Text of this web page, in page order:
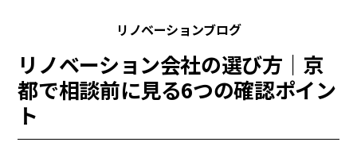
リノベーションブログ
リノベーション会社の選び方｜京
都で相談前に見る6つの確認ポイン
ト